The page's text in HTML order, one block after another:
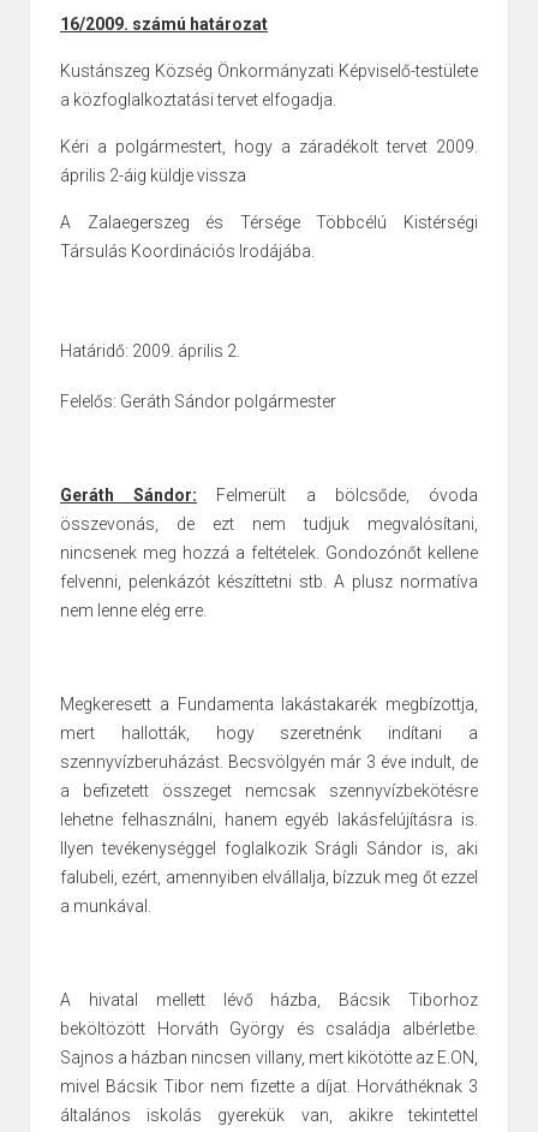
16/2009. számú határozat
Kustánszeg Község Önkormányzati Képviselő-testülete
a közfoglalkoztatásitervet elfogadja.
Kéri a polgármestert, hogy a záradékolt tervet 2009.
április 2-áig küldje vissza
A Zalaegerszeg és Térsége Többcélú Kistérségi
Társulás Koordinációs Irodájába.
Határidő: 2009. április 2.
Felelős: Geráth Sándor polgármester
Geráth Sándor: Felmerült a bölcsőde, óvoda
összevonás, de ezt nem tudjuk megvalósítani,
nincsenek meg hozzá a feltételek. Gondozónőt kellene
felvenni, pelenkázót készíttetni stb.
A plusz normatíva
nem lenne elég erre.
Megkeresett a Fundamenta lakástakarék megbízottja,
mert hallották, hogy szeretnénk indítani a
szennyvízberuházást. Becsvölgyén már 3 éve indult, de
a befizetett összeget nemcsak szennyvízbekötésre
lehetne felhasználni, hanem egyéb lakásfelújításra is.
Ilyen tevékenységgel foglalkozik Srágli Sándor is, aki
falubeli, ezért, amennyiben elvállalja, bízzuk meg őt ezzel
a munkával.
A hivatal mellett lévő házba, Bácsik Tiborhoz
beköltözött Horváth György és családja albérletbe.
Sajnos a házban nincsen villany, mert kikötötte az E.ON,
mivel Bácsik Tibor nem fizette a díjat. Horváthéknak 3
általános iskolás gyerekük van, akikre tekintettel